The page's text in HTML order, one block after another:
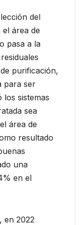
del
área de
pasa a la
purificación,
para ser
los sistemas
sea
área de
resultado
una
en el
en 2022